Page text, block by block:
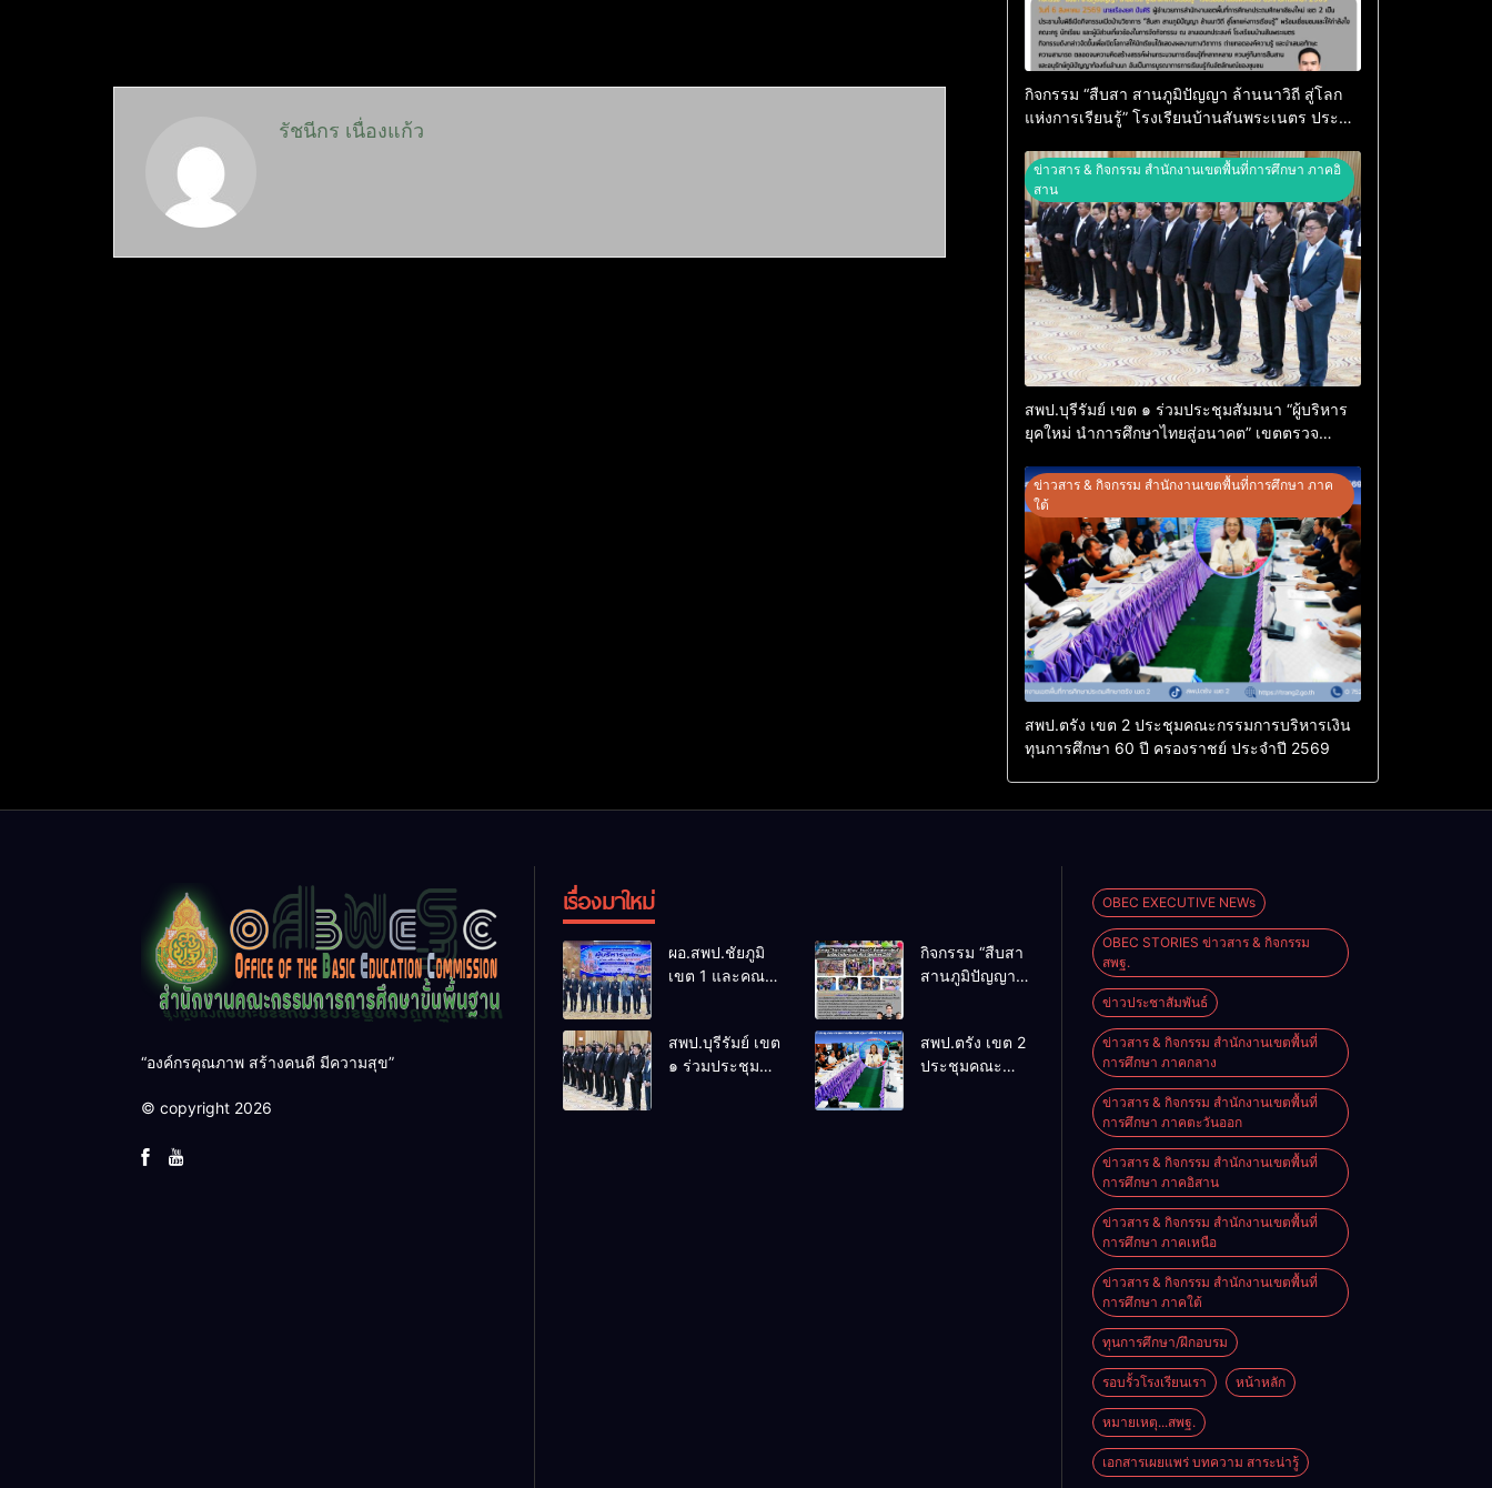
รัชนีกร เนื่องแก้ว
กิจกรรม “สืบสา สานภูมิปัญญา ล้านนาวิถี สู่โลก
แห่งการเรียนรู้” โรงเรียนบ้านสันพระเนตร ประจำ
ข่าวสาร & กิจกรรม สำนักงานเขตพื้นที่การศึกษา ภาคอิ
สาน
สพป.บุรีรัมย์ เขต ๑ ร่วมประชุมสัมมนา “ผู้บริหาร
ยุคใหม่ นำการศึกษาไทยสู่อนาคต” เขตตรวจ
ข่าวสาร & กิจกรรม สำนักงานเขตพื้นที่การศึกษา ภาค
ใต้
สพป.ตรัง เขต 2 ประชุมคณะกรรมการบริหารเงิน
ทุนการศึกษา 60 ปี ครองราชย์ ประจำปี 2569
“องค์กรคุณภาพ สร้างคนดี มีความสุข”
© copyright 2026
เรื่องมาใหม่
ผอ.สพป.ชัยภูมิ
เขต 1 และคณะ
วิชาการ “ผู้
บริหารยุคใหม่นำ
กิจกรรม “สืบสา
สานภูมิปัญญา
โรงเรียนบ้านสัน
พระเนตร ประจำ
สพป.บุรีรัมย์ เขต
๑ ร่วมประชุม
สพป.ตรัง เขต 2
ประชุมคณะ
OBEC EXECUTIVE NEWs
OBEC STORIES ข่าวสาร & กิจกรรม
สพฐ.
ข่าวประชาสัมพันธ์
ข่าวสาร & กิจกรรม สำนักงานเขตพื้นที่
การศึกษา ภาคกลาง
ข่าวสาร & กิจกรรม สำนักงานเขตพื้นที่
การศึกษา ภาคตะวันออก
ข่าวสาร & กิจกรรม สำนักงานเขตพื้นที่
การศึกษา ภาคอิสาน
ข่าวสาร & กิจกรรม สำนักงานเขตพื้นที่
การศึกษา ภาคเหนือ
ข่าวสาร & กิจกรรม สำนักงานเขตพื้นที่
การศึกษา ภาคใต้
ทุนการศึกษา/ฝึกอบรม
รอบรั้วโรงเรียนเรา หน้าหลัก
หมายเหตุ...สพฐ.
เอกสารเผยแพร่ บทความ สาระน่ารู้